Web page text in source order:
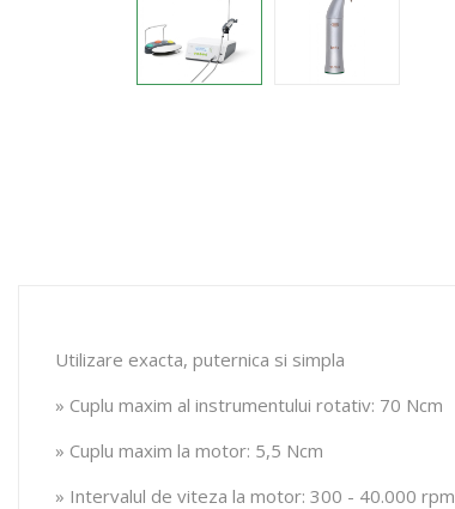
Utilizare exacta, puternica si simpla
» Cuplu maxim al instrumentului rotativ: 70 Ncm
» Cuplu maxim la motor: 5,5 Ncm
» Intervalul de viteza la motor: 300 - 40.000 rpm